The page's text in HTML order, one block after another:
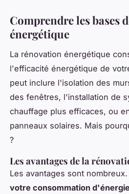
Comprendre les bases
énergétique
La rénovation énergétique
l'efficacité énergétique de
peut inclure l'isolation des
des fenêtres, l'installation de
chauffage plus efficaces, ou
panneaux solaires. Mais
?
Les avantages de la
Les avantages sont
votre consommation d'énergie